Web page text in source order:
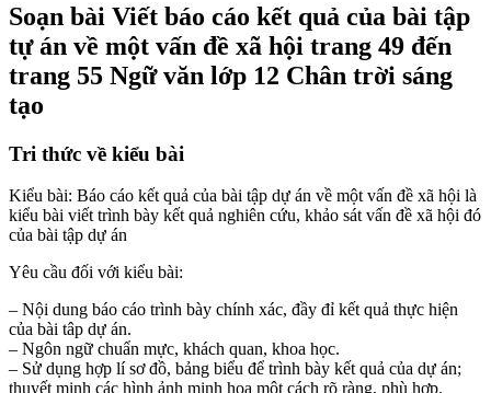
Soạn bài Viết báo cáo kết quả của bài tập
tự án về một vấn đề xã hội trang 49 đến
trang 55 Ngữ văn lớp 12 Chân trời sáng
tạo
Tri thức về kiểu bài
Kiểu bài: Báo cáo kết quả của bài tập dự án về một vấn đề xã hội là
kiểu bài viết trình bày kết quả nghiên cứu, khảo sát vấn đề xã hội đó
của bài tập dự án
Yêu cầu đối với kiểu bài:
– Nội dung báo cáo trình bày chính xác, đầy đỉ kết quả thực hiện
của bài tâp dự án.
– Ngôn ngữ chuẩn mực, khách quan, khoa học.
– Sử dụng hợp lí sơ đồ, bảng biểu để trình bày kết quả của dự án;
thuyết minh các hình ảnh minh họa một cách rõ ràng, phù hợp.